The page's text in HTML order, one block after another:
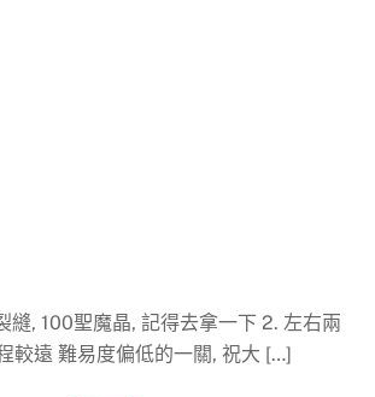
縫, 100聖魔晶, 記得去拿一下 2. 左右兩
較遠 難易度偏低的一關, 祝大 […]